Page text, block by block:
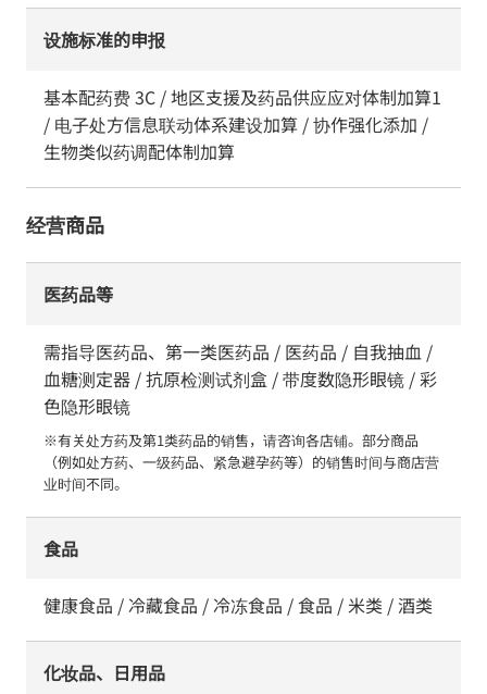
设施标准的申报
基本配药费 3C / 地区支援及药品供应应对体制加算1
/ 电子处方信息联动体系建设加算 / 协作强化添加 /
生物类似药调配体制加算
经营商品
医药品等
需指导医药品、第一类医药品 / 医药品 / 自我抽血 /
血糖测定器 / 抗原检测试剂盒 / 带度数隐形眼镜 / 彩
色隐形眼镜
※有关处方药及第1类药品的销售，请咨询各店铺。部分商品
（例如处方药、一级药品、紧急避孕药等）的销售时间与商店营
业时间不同。
食品
健康食品 / 冷藏食品 / 冷冻食品 / 食品 / 米类 / 酒类
化妆品、日用品